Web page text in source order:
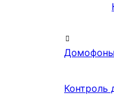
Домофоны
Контроль